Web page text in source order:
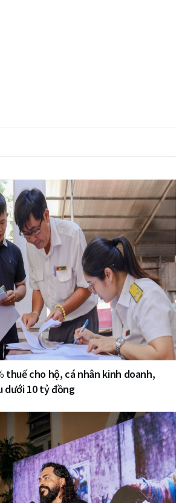
thuế cho hộ, cá nhân kinh doanh,
dưới 10 tỷ đồng